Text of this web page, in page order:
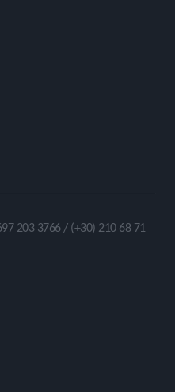
203 3766 / (+30) 210 68 71